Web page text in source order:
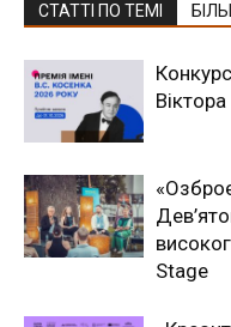
СТАТТІ ПО ТЕМІ
Stage